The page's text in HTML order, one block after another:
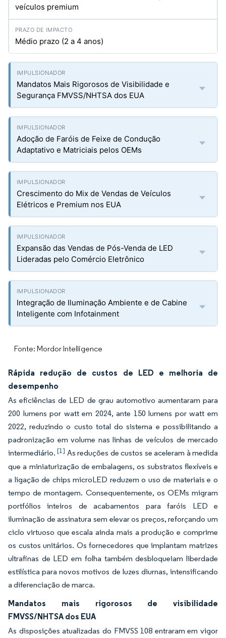
veículos premium
Médio prazo (2 a 4 anos)
Mandatos Mais Rigorosos de Visibilidade e
Segurança FMVSS/NHTSA dos EUA
Adoção de Faróis de Feixe de Condução
Adaptativo e Matriciais pelos OEMs
Crescimento do Mix de Vendas de Veículos
Elétricos e Premium nos EUA
Expansão das Vendas de Pós-Venda de LED
Lideradas pelo Comércio Eletrônico
Integração de Iluminação Ambiente e de Cabine
Inteligente com Infotainment
Fonte: Mordor Intelligence
Rápida redução de custos de LED e melhoria de
desempenho
As eficiências de LED de grau automotivo aumentaram para
200 lumens por watt em 2024, ante 150 lumens por watt em
2022, reduzindo o custo total do sistema e possibilitando a
padronização em volume nas linhas de veículos de mercado
intermediário.[1] As reduções de custos se aceleram à medida
que a miniaturização de embalagens, os substratos flexíveis e
a ligação de chips microLED reduzem o uso de materiais e o
tempo de montagem. Consequentemente, os OEMs migram
portfólios inteiros de acabamentos para faróis LED e
iluminação de assinatura sem elevar os preços, reforçando um
ciclo virtuoso que escala ainda mais a produção e comprime
os custos unitários. Os fornecedores que implantam matrizes
ultrafinas de LED em folha também desbloqueiam liberdade
estilística para novos motivos de luzes diurnas, intensificando
a diferenciação de marca.
Mandatos mais rigorosos de visibilidade
FMVSS/NHTSA dos EUA
As disposições atualizadas do FMVSS 108 entraram em vigor